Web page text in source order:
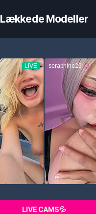
Lækkede Modeller
LIVE CAMS💦